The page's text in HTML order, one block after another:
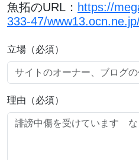
魚拓のURL： https://
333-47/
立場（必須）
理由（必須）